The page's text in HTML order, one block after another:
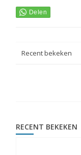
Recent bekeken
RECENT BEKEKEN